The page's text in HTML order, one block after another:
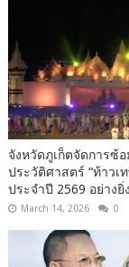
จังหวัดภูเก็ตจัดการซ้
ประวัติศาสตร์ “ท้าวเ
ประจำปี 2569 อย่าง
March 14, 2026 0